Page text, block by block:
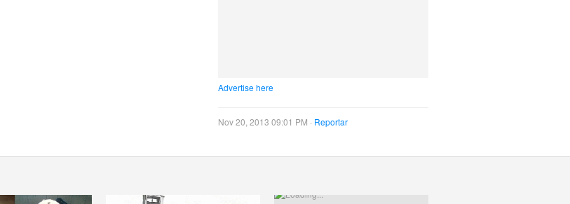
Advertise here
Nov 20, 2013 09:01 PM · Reportar